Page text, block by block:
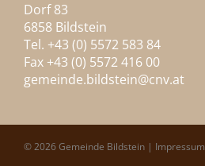
Dorf 83
6858 Bildstein
Tel. +43 (0) 5572 583 84
Fax +43 (0) 5572 416 00
gemeinde.bildstein@cnv.at
© 2026 Gemeinde Bildstein | Impressum